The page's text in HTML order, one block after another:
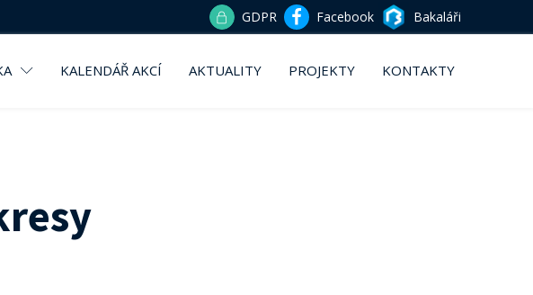
GDPR Facebook Bakaláři
KALENDÁŘ AKCÍ AKTUALITY PROJEKTY KONTAKTY